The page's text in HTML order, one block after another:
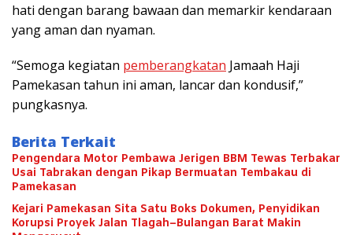
hati dengan barang bawaan dan memarkir kendaraan
yang aman dan nyaman.
“Semoga kegiatan pemberangkatan Jamaah Haji
Pamekasan tahun ini aman, lancar dan kondusif,”
pungkasnya.
Berita Terkait
Pengendara Motor Pembawa Jerigen BBM Tewas Terbakar
Usai Tabrakan dengan Pikap Bermuatan Tembakau di
Pamekasan
Kejari Pamekasan Sita Satu Boks Dokumen, Penyidikan
Korupsi Proyek Jalan Tlagah–Bulangan Barat Makin